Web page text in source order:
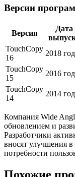
Версии
Версия
Дата
TouchCopy
16
2018 год
TouchCopy
15
2016 год
TouchCopy
14
2014 год
Компания Wide
обновлением и
Разработчики
вносят улучшения
потребности